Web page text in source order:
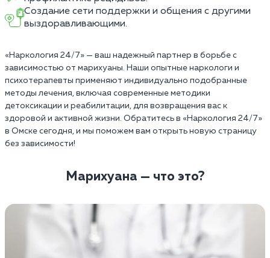
Создание сети поддержки и общения с другими
выздоравливающими.
«Наркология 24/7» — ваш надежный партнер в борьбе с
зависимостью от марихуаны. Наши опытные наркологи и
психотерапевты применяют индивидуально подобранные
методы лечения, включая современные методики
детоксикации и реабилитации, для возвращения вас к
здоровой и активной жизни. Обратитесь в «Наркология 24/7»
в Омске сегодня, и мы поможем вам открыть новую страницу
без зависимости!
Марихуана — что это?